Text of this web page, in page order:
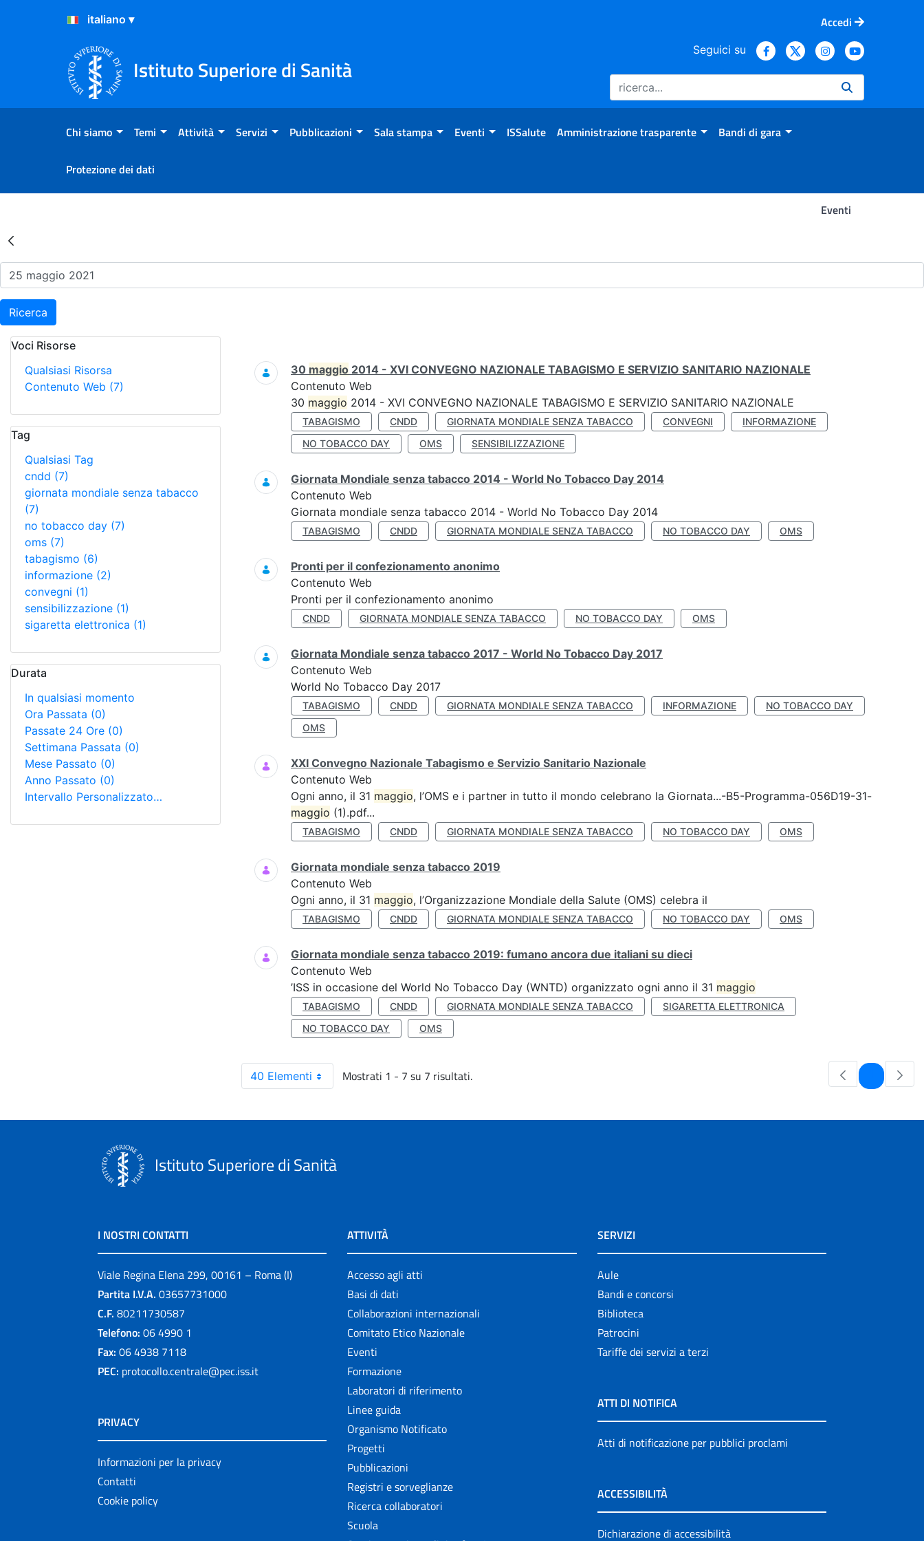
Salta al Contenuto
Salta al Footer
Accedi
Istituto Superiore di Sanità
Seguici su
Chi siamo Temi Attività Servizi Pubblicazioni Sala stampa Eventi ISSalute Amministrazione trasparente Bandi di gara
Protezione dei dati
Eventi
Risultati della Ricerca - Eventi
Ricerca
Voci Risorse
Qualsiasi Risorsa
Contenuto Web (7)
Tag
Qualsiasi Tag
cndd (7)
giornata mondiale senza tabacco
(7)
no tobacco day (7)
oms (7)
tabagismo (6)
informazione (2)
convegni (1)
sensibilizzazione (1)
sigaretta elettronica (1)
Durata
In qualsiasi momento
Ora Passata (0)
Passate 24 Ore (0)
Settimana Passata (0)
Mese Passato (0)
Anno Passato (0)
Intervallo Personalizzato…
Ricerca
30 maggio 2014 - XVI CONVEGNO NAZIONALE TABAGISMO E SERVIZIO SANITARIO NAZIONALE
Contenuto Web
30 maggio 2014 - XVI CONVEGNO NAZIONALE TABAGISMO E SERVIZIO SANITARIO NAZIONALE
TABAGISMO CNDD GIORNATA MONDIALE SENZA TABACCO CONVEGNI
INFORMAZIONE
NO TOBACCO DAY
OMS SENSIBILIZZAZIONE
Giornata Mondiale senza tabacco 2014 - World No Tobacco Day 2014
Contenuto Web
Giornata mondiale senza tabacco 2014 - World No Tobacco Day 2014
TABAGISMO CNDD GIORNATA MONDIALE SENZA TABACCO NO TOBACCO DAY OMS
Pronti per il confezionamento anonimo
Contenuto Web
Pronti per il confezionamento anonimo
CNDD GIORNATA MONDIALE SENZA TABACCO NO TOBACCO DAY OMS
Giornata Mondiale senza tabacco 2017 - World No Tobacco Day 2017
Contenuto Web
World No Tobacco Day 2017
TABAGISMO CNDD GIORNATA MONDIALE SENZA TABACCO INFORMAZIONE
NO TOBACCO DAY
OMS
XXI Convegno Nazionale Tabagismo e Servizio Sanitario Nazionale
Contenuto Web
Ogni anno, il 31 maggio, l’OMS e i partner in tutto il mondo celebrano la Giornata...-B5-Programma-056D19-31-
maggio (1).pdf...
TABAGISMO CNDD GIORNATA MONDIALE SENZA TABACCO NO TOBACCO DAY OMS
Giornata mondiale senza tabacco 2019
Contenuto Web
Ogni anno, il 31 maggio, l’Organizzazione Mondiale della Salute (OMS) celebra il
TABAGISMO CNDD GIORNATA MONDIALE SENZA TABACCO NO TOBACCO DAY OMS
Giornata mondiale senza tabacco 2019: fumano ancora due italiani su dieci
Contenuto Web
’ISS in occasione del World No Tobacco Day (WNTD) organizzato ogni anno il 31 maggio
TABAGISMO CNDD GIORNATA MONDIALE SENZA TABACCO
SIGARETTA ELETTRONICA
NO TOBACCO DAY
OMS
40 Elementi Mostrati 1 - 7 su 7 risultati. Pagina
Istituto Superiore di Sanità
I NOSTRI CONTATTI
Viale Regina Elena 299, 00161 – Roma (I)
Partita I.V.A. 03657731000
C.F. 80211730587
Telefono: 06 4990 1
Fax: 06 4938 7118
PEC: protocollo.centrale@pec.iss.it
PRIVACY
Informazioni per la privacy
Contatti
Cookie policy
ATTIVITÀ
Accesso agli atti
Basi di dati
Collaborazioni internazionali
Comitato Etico Nazionale
Eventi
Formazione
Laboratori di riferimento
Linee guida
Organismo Notificato
Progetti
Pubblicazioni
Registri e sorveglianze
Ricerca collaboratori
Scuola
SERVIZI
Aule
Bandi e concorsi
Biblioteca
Patrocini
Tariffe dei servizi a terzi
ATTI DI NOTIFICA
Atti di notificazione per pubblici proclami
ACCESSIBILITÀ
Dichiarazione di accessibilità